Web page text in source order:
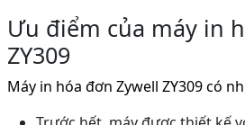
Ưu điểm của máy in
ZY309
Máy in hóa đơn Zywell ZY309 có